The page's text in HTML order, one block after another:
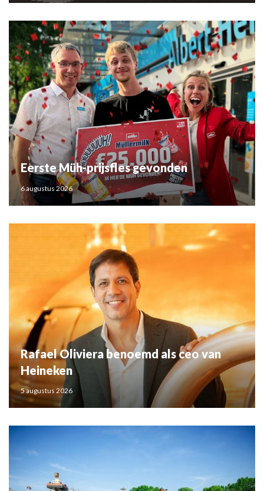
Eerste Müh-prijsfles gevonden
6 augustus 2026
Rafael Oliviera benoemd als ceo van
Heineken
5 augustus 2026